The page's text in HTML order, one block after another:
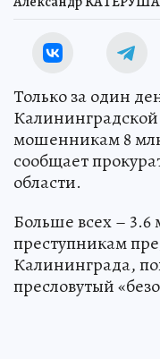
Только за один
мошенникам 8
сообщает
области.
Больше всех – 3.6
преступникам
Калининграда,
пресловутый